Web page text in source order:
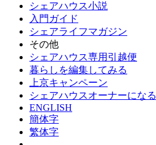
シェアハウス小説
入門ガイド
シェアライフマガジン
その他
シェアハウス専用引越便
暮らしを編集してみる
上京キャンペーン
シェアハウスオーナーになる
ENGLISH
簡体字
繁体字